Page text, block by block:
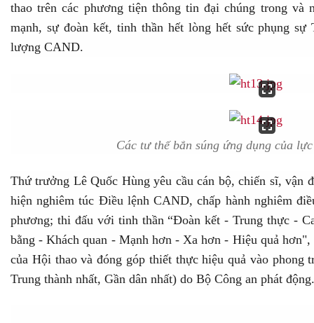
thao trên các phương tiện thông tin đại chúng trong và
mạnh, sự đoàn kết, tinh thần hết lòng hết sức phụng
lượng CAND.
Các tư thế bắn súng ứng dụng của
Thứ trưởng Lê Quốc Hùng yêu cầu cán bộ, chiến sĩ, vận
hiện nghiêm túc Điều lệnh CAND, chấp hành nghiêm
phương; thi đấu với tinh thần “Đoàn kết - Trung thực -
bằng - Khách quan - Mạnh hơn - Xa hơn - Hiệu quả
của Hội thao và đóng góp thiết thực hiệu quả vào phong
Trung thành nhất, Gần dân nhất) do Bộ Công an phát động.